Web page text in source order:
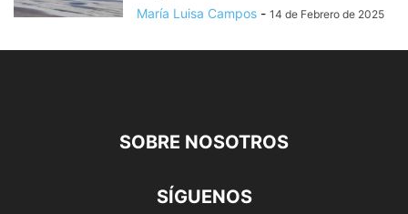
María Luisa Campos - 14 de Febrero de 2025
SOBRE NOSOTROS
SÍGUENOS